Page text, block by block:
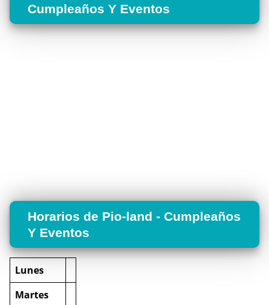
Cumpleaños Y Eventos
Horarios de Pio-land - Cumpleaños
Y Eventos
Lunes
Martes